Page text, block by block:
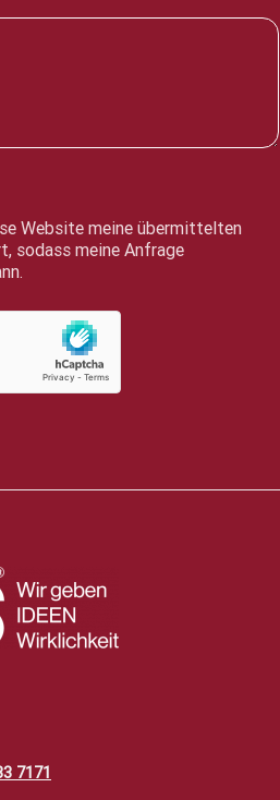
Website meine übermittelten
sodass meine Anfrage
7171